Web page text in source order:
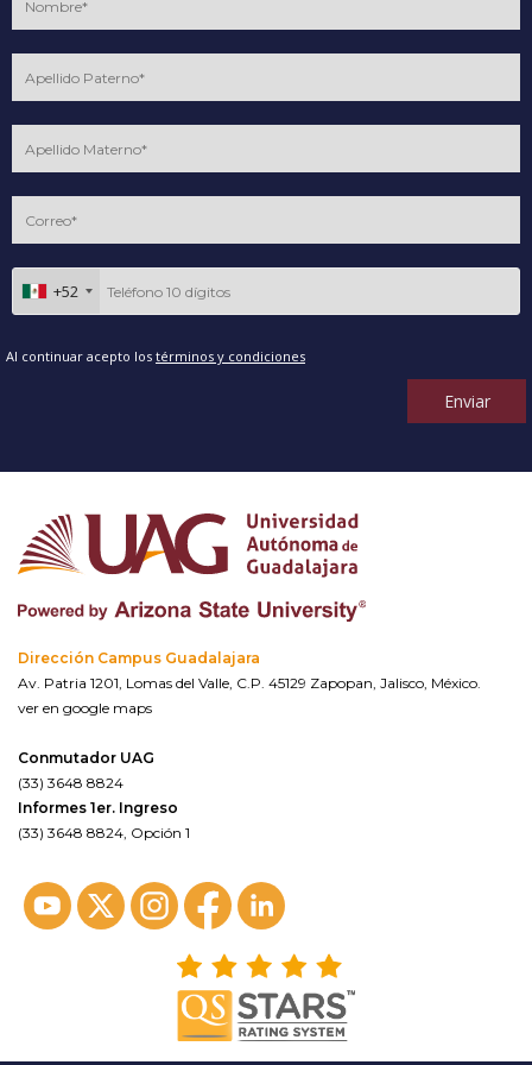
+52
Al continuar acepto los términos y condiciones
Enviar
Dirección Campus Guadalajara
Av. Patria 1201, Lomas del Valle, C.P. 45129 Zapopan, Jalisco, México.
ver en google maps
Conmutador UAG
(33) 3648 8824
Informes 1er. Ingreso
(33) 3648 8824, Opción 1